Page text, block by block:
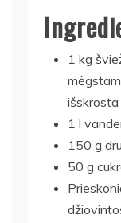
1 kg
išskrosta
1 l
150 g
50 g